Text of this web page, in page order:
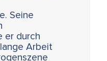
Seine
er durch
Arbeit